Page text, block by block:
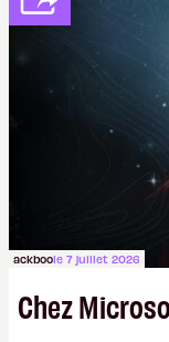
peut-être sur
Lapins Crétins)
le même studio
peut
ackboole 7 juillet 2026
Chez